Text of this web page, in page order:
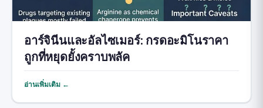
อาร์จินีนและอัลไซเมอร์: กรดอะมิโนราคา
ถูกที่หยุดยั้งคราบพลัค
อ่านเพิ่มเติม ←